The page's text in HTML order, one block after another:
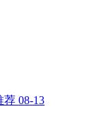
08-13